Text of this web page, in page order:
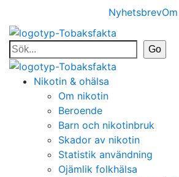
Nyhetsbrev
Nikotin & ohälsa
Om nikotin
Beroende
Barn och nikotinbruk
Skador av nikotin
Statistik användning
Ojämlik folkhälsa